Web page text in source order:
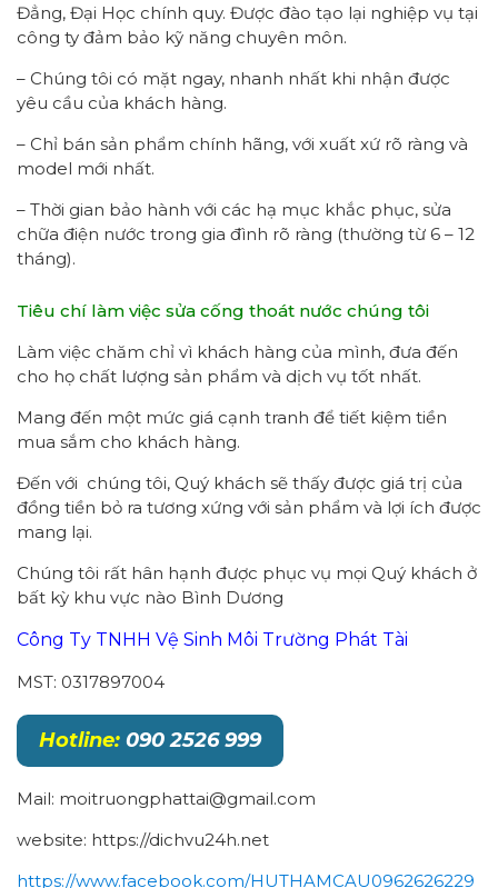
Đẳng, Đại Học chính quy. Được đào tạo lại nghiệp vụ tại
công ty đảm bảo kỹ năng chuyên môn.
– Chúng tôi có mặt ngay, nhanh nhất khi nhận được
yêu cầu của khách hàng.
– Chỉ bán sản phẩm chính hãng, với xuất xứ rõ ràng và
model mới nhất.
– Thời gian bảo hành với các hạ mục khắc phục, sửa
chữa điện nước trong gia đình rõ ràng (thường từ 6 – 12
tháng).
Tiêu chí làm việc sửa cống thoát nước chúng tôi
Làm việc chăm chỉ vì khách hàng của mình, đưa đến
cho họ chất lượng sản phẩm và dịch vụ tốt nhất.
Mang đến một mức giá cạnh tranh để tiết kiệm tiền
mua sắm cho khách hàng.
Đến với chúng tôi, Quý khách sẽ thấy được giá trị của
đồng tiền bỏ ra tương xứng với sản phẩm và lợi ích được
mang lại.
Chúng tôi rất hân hạnh được phục vụ mọi Quý khách ở
bất kỳ khu vực nào Bình Dương
Công Ty TNHH Vệ Sinh Môi Trường Phát Tài
MST: 0317897004
Hotline: 090 2526 999
Mail: moitruongphattai@gmail.com
website: https://dichvu24h.net
https://www.facebook.com/HUTHAMCAU0962626229